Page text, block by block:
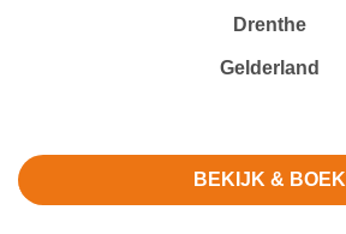
Drenthe
Gelderland
BEKIJK & BOEK